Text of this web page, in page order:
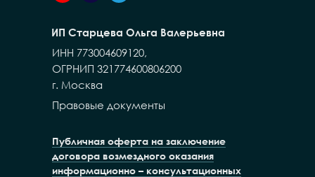
Публичная оферта на заключение
договора возмездного оказания
информационно – консультационных
Правовые документы
ИНН 773004609120,
ОГРНИП 321774600806200
г. Москва
ИП Старцева Ольга Валерьевна